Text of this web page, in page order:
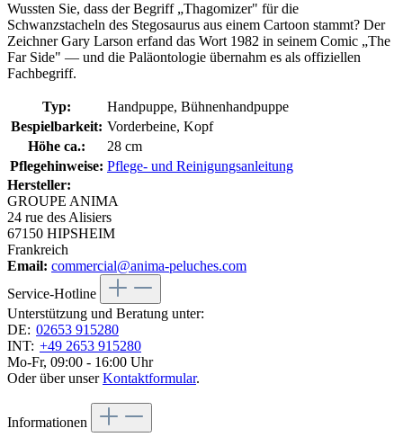
Wussten Sie, dass der Begriff „Thagomizer" für die
Schwanzstacheln des Stegosaurus aus einem Cartoon stammt? Der
Zeichner Gary Larson erfand das Wort 1982 in seinem Comic „The
Far Side" — und die Paläontologie übernahm es als offiziellen
Fachbegriff.
Typ:
Handpuppe, Bühnenhandpuppe
Bespielbarkeit: Vorderbeine, Kopf
Höhe ca.:
28 cm
Pflegehinweise: Pflege- und Reinigungsanleitung
Hersteller:
GROUPE ANIMA
24 rue des Alisiers
67150 HIPSHEIM
Frankreich
Email: commercial@anima-peluches.com
Service-Hotline
Unterstützung und Beratung unter:
DE: 02653 915280
INT: +49 2653 915280
Mo-Fr, 09:00 - 16:00 Uhr
Oder über unserKontaktformular.
Informationen